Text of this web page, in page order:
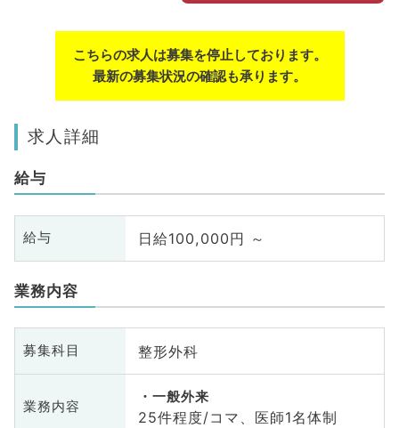
こちらの求人は募集を停止しております。
最新の募集状況の確認も承ります。
求人詳細
給与
給与 日給100,000円 ～
業務内容
募集科目 整形外科
業務内容
一般外来
25件程度/コマ、医師1名体制